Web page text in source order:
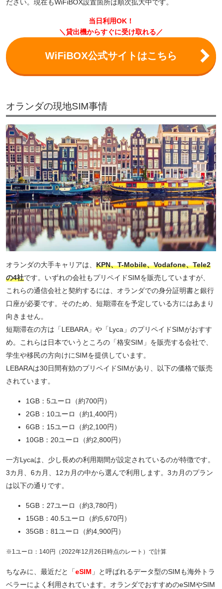
ださい。現在もWiFiBOX設置箇所は順次拡大中です。
当日利用OK！
＼貸出機からすぐに受け取れる／
WiFiBOX公式サイトはこちら
オランダの現地SIM事情
オランダの大手キャリアは、 KPN、T-Mobile、Vodafone、Tele2
の4社です。いずれの会社もプリペイドSIMを販売していますが、
これらの通信会社と契約するには、オランダでの身分証明書と銀行
口座が必要です。そのため、短期滞在を予定している方にはあまり
向きません。
短期滞在の方は「LEBARA」や「Lyca」のプリペイドSIMがおすす
め。これらは日本でいうところの「格安SIM」を販売する会社で、
学生や移民の方向けにSIMを提供しています。
LEBARAは30日間有効のプリペイドSIMがあり、以下の価格で販売
されています。
1GB：5ユーロ（約700円）
2GB：10ユーロ（約1,400円）
6GB：15ユーロ（約2,100円）
10GB：20ユーロ（約2,800円）
一方Lycaは、少し長めの利用期間が設定されているのが特徴です。
3カ月、6カ月、12カ月の中から選んで利用します。3カ月のプラン
は以下の通りです。
5GB：27ユーロ（約3,780円）
15GB：40.5ユーロ（約5,670円）
35GB：81ユーロ（約4,900円）
※1ユーロ：140円（2022年12月26日時点のレート）で計算
ちなみに、最近だと「eSIM 」と呼ばれるデータ型のSIMも海外トラ
ベラーによく利用されています。オランダでおすすめのeSIMやSIM